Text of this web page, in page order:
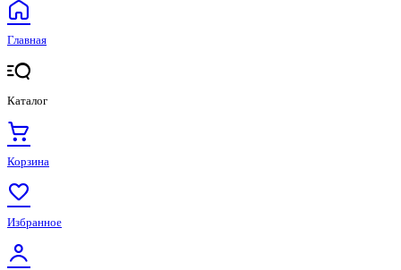
Главная
Каталог
Корзина
Избранное